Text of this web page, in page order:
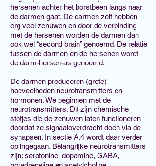
hersenen achter het borstbeen langs naar
de darmen gaat. De darmen zelf hebben
erg veel zenuwen en door de verbinding
met de hersenen worden de darmen dan
ook wel “second brain” genoemd. De relatie
tussen de darmen en de hersenen wordt
de darm-hersen-as genoemd.
De darmen produceren (grote)
hoeveelheden neurotransmitters en
hormonen. We beginnen met de
neurotransmitters. Dit zijn chemische
stofjes die de zenuwen laten functioneren
doordat ze signaaloverdracht doen via de
synapsen. In sectie A.4 wordt daar verder
op ingegaan. Belangrijke neurotransmitters
zijn: serotonine, dopamine, GABA,